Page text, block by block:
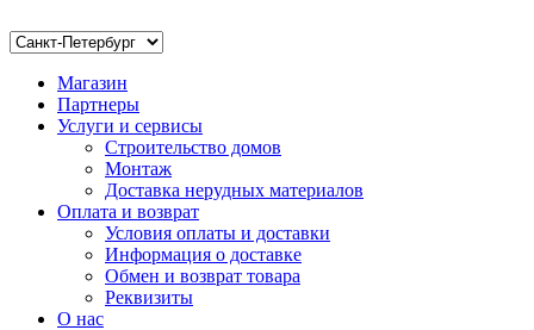
Магазин
Партнеры
Услуги и сервисы
Строительство домов
Монтаж
Доставка нерудных материалов
Оплата и возврат
Условия оплаты и доставки
Информация о доставке
Обмен и возврат товара
Реквизиты
О нас